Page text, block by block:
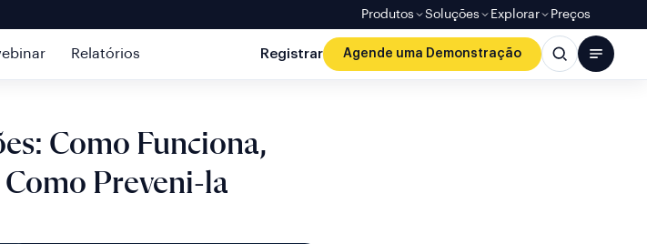
Produtos Soluções Explorar Preços
Relatórios Registrar Agende uma Demonstração
Como Funciona,
Preveni-la